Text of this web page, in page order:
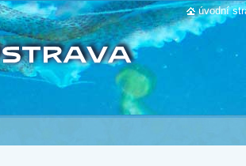
úvodní